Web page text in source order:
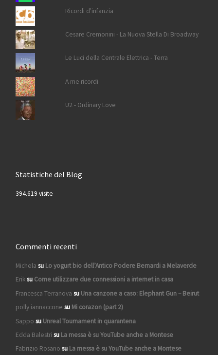
Ricordi d'infanzia
Cesare Cremonini - La Nuova Stella Di Broadway
Le Luci della Centrale Elettrica - Terra
A me ricordi
U2 - Ordinary Love
Statistiche del Blog
394.619 visite
Commenti recenti
Michela su Lo yogurt bio dell’Antico Podere Bernardi a Melaverde
Eriksu Come utilizzare due connessioni a internet in casa
Francesca Terranova su Una canzone a caso: Elephant Gun – Beirut
polly iannaccone su Mi corazon (part 2)
Sappo su Unreal Tournament in quarantena
Edda Balestri su La messa è su YouTube anche a Montese
Fabrizio Rosano su La messa è su YouTube anche a Montese